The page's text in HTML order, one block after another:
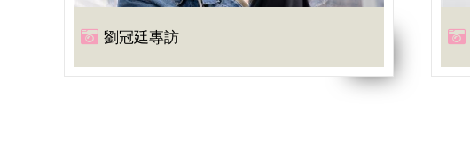
劉冠廷專訪